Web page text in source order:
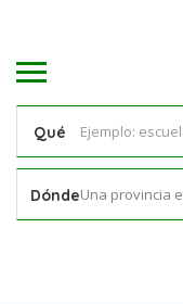
Qué
DóndeUna provincia